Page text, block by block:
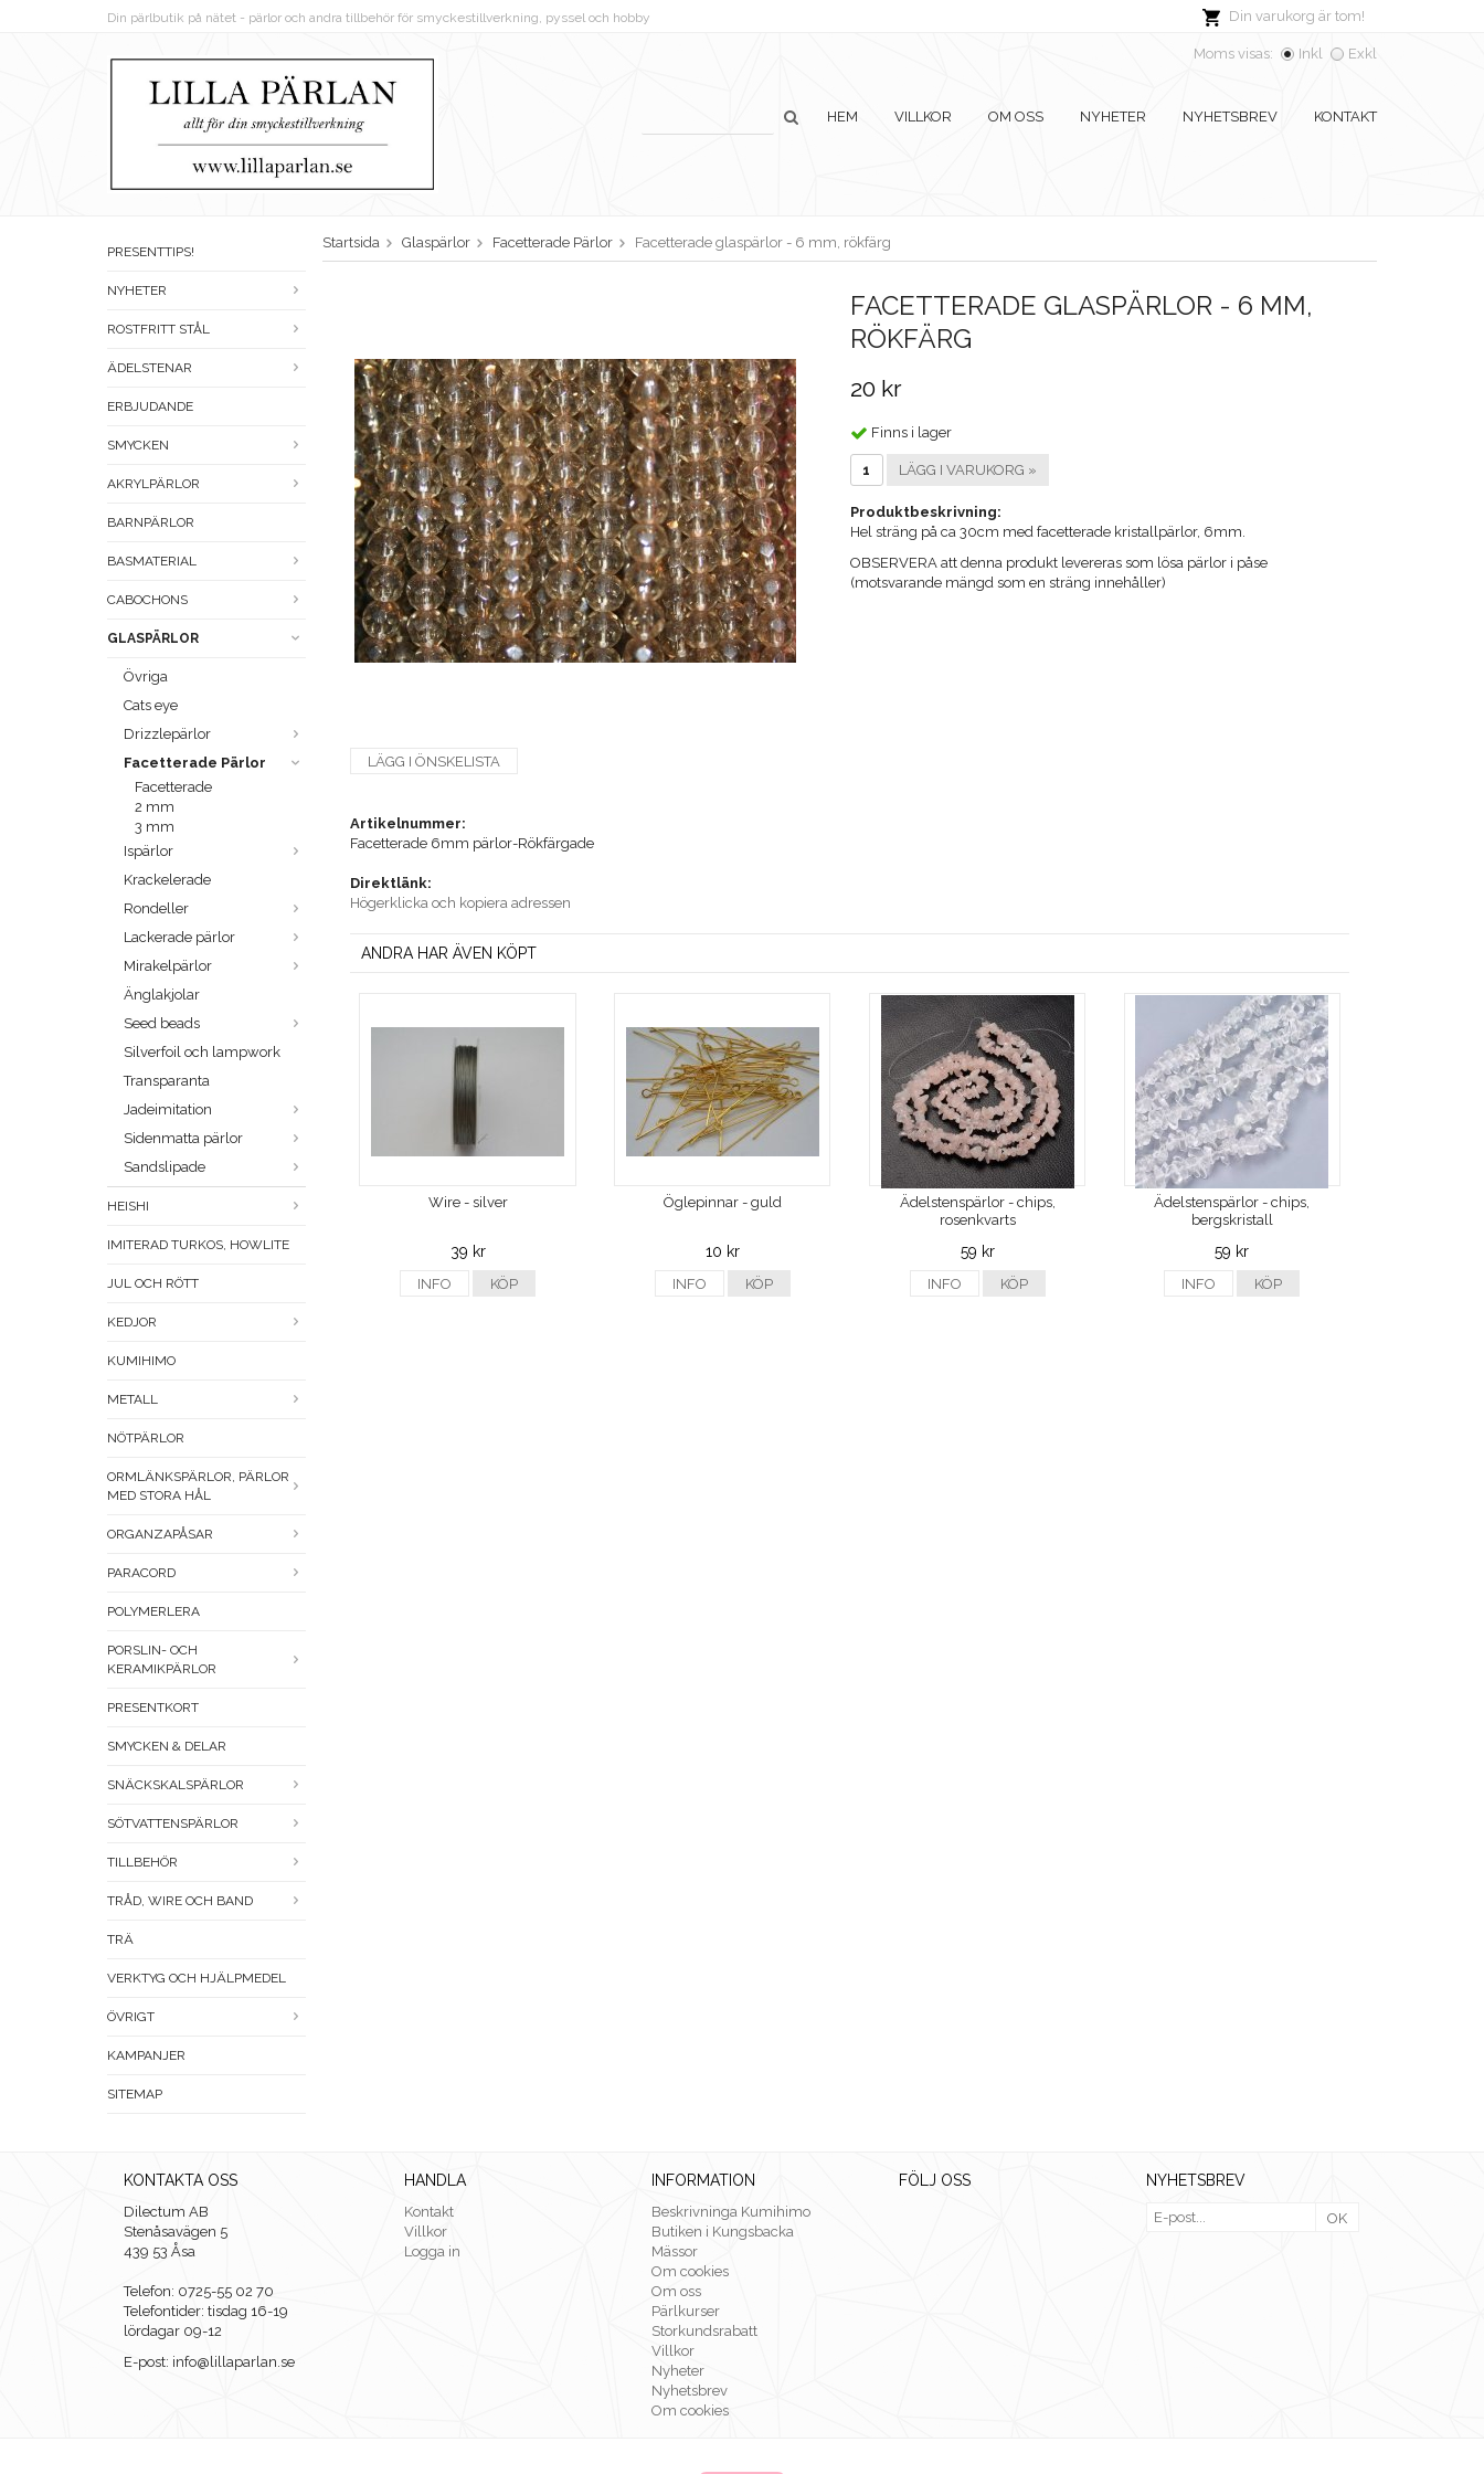
Din varukorg är tom!
Din pärlbutik på nätet - pärlor och andra tillbehör för smyckestillverkning, pyssel och hobby
Moms visas: Inkl Exkl
HEM VILLKOR OM OSS NYHETER NYHETSBREV KONTAKT
PRESENTTIPS!
NYHETER
ROSTFRITT STÅL
ÄDELSTENAR
ERBJUDANDE
SMYCKEN
AKRYLPÄRLOR
BARNPÄRLOR
BASMATERIAL
CABOCHONS
GLASPÄRLOR
Övriga
Cats eye
Drizzlepärlor
Facetterade Pärlor
Facetterade
2 mm
3 mm
Ispärlor
Krackelerade
Rondeller
Lackerade pärlor
Mirakelpärlor
Änglakjolar
Seed beads
Silverfoil och lampwork
Transparanta
Jadeimitation
Sidenmatta pärlor
Sandslipade
HEISHI
IMITERAD TURKOS, HOWLITE
JUL OCH RÖTT
KEDJOR
KUMIHIMO
METALL
NÖTPÄRLOR
ORMLÄNKSPÄRLOR, PÄRLOR
MED STORA HÅL
ORGANZAPÅSAR
PARACORD
POLYMERLERA
PORSLIN- OCH
KERAMIKPÄRLOR
PRESENTKORT
SMYCKEN & DELAR
SNÄCKSKALSPÄRLOR
SÖTVATTENSPÄRLOR
TILLBEHÖR
TRÅD, WIRE OCH BAND
TRÄ
VERKTYG OCH HJÄLPMEDEL
ÖVRIGT
KAMPANJER
SITEMAP
Startsida Glaspärlor Facetterade Pärlor Facetterade glaspärlor - 6 mm, rökfärg
FACETTERADE GLASPÄRLOR - 6 MM,
RÖKFÄRG
20 kr
Finns i lager
LÄGG I VARUKORG »
Produktbeskrivning:
Hel sträng på ca 30cm med facetterade kristallpärlor, 6mm.
OBSERVERA att denna produkt levereras som lösa pärlor i påse
(motsvarande mängd som en sträng innehåller)
LÄGG I ÖNSKELISTA
Artikelnummer:
Facetterade 6mm pärlor-Rökfärgade
Direktlänk:
Högerklicka och kopiera adressen
ANDRA HAR ÄVEN KÖPT
Wire - silver
39 kr
INFO KÖP
Öglepinnar - guld
10 kr
INFO KÖP
Ädelstenspärlor - chips,
rosenkvarts
59 kr
INFO KÖP
Ädelstenspärlor - chips,
bergskristall
59 kr
INFO KÖP
KONTAKTA OSS
Dilectum AB
Stenåsavägen 5
439 53 Åsa
Telefon: 0725-55 02 70
Telefontider: tisdag 16-19
lördagar 09-12
E-post: info@lillaparlan.se
HANDLA
Kontakt
Villkor
Logga in
INFORMATION
Beskrivninga Kumihimo
Butiken i Kungsbacka
Mässor
Om cookies
Om oss
Pärlkurser
Storkundsrabatt
Villkor
Nyheter
Nyhetsbrev
Om cookies
FÖLJ OSS NYHETSBREV
OK